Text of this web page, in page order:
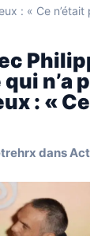
: « Ce n’était
n’a
: «
dans